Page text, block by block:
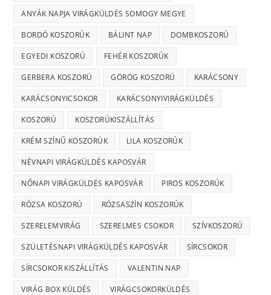
ANYÁK NAPJA VIRÁGKÜLDÉS SOMOGY MEGYE
BORDÓ KOSZORÚK BÁLINT NAP DOMBKOSZORÚ
EGYEDI KOSZORÚ FEHÉR KOSZORÚK
GERBERA KOSZORÚ GÖRÖG KOSZORÚ KARÁCSONY
KARÁCSONYICSOKOR KARÁCSONYIVIRÁGKÜLDÉS
KOSZORÚ KOSZORÚKISZÁLLÍTÁS
KRÉM SZÍNŰ KOSZORÚK LILA KOSZORÚK
NÉVNAPI VIRÁGKÜLDÉS KAPOSVÁR
NŐNAPI VIRÁGKÜLDÉS KAPOSVÁR PIROS KOSZORÚK
RÓZSA KOSZORÚ RÓZSASZÍN KOSZORÚK
SZERELEMVIRÁG SZERELMES CSOKOR SZÍVKOSZORÚ
SZÜLETÉSNAPI VIRÁGKÜLDÉS KAPOSVÁR SÍRCSOKOR
SÍRCSOKOR KISZÁLLÍTÁS VALENTIN NAP
VIRÁG BOX KÜLDÉS VIRÁGCSOKORKÜLDÉS